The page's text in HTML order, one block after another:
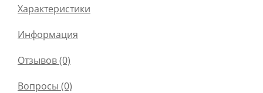
Характеристики
Информация
Отзывов (0)
Вопросы (0)